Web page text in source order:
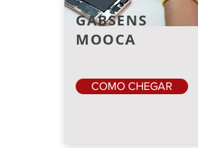
GABSENS
MOOCA
COMO CHEGAR